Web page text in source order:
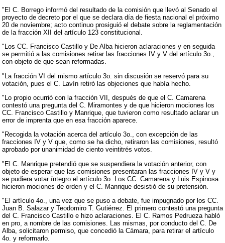
"El C. Borrego informó del resultado de la comisión que llevó al Senado el
proyecto de decreto por el que se declara día de fiesta nacional el próximo
20 de noviembre; acto continuo prosiguió el debate sobre la reglamentación
de la fracción XII del artículo 123 constitucional.
"Los CC. Francisco Castillo y De Alba hicieron aclaraciones y en seguida
se permitió a las comisiones retirar las fracciones IV y V del artículo 3o.,
con objeto de que sean reformadas.
"La fracción VI del mismo artículo 3o. sin discusión se reservó para su
votación, pues el C. Lavín retiró las objeciones que había hecho.
"Lo propio ocurrió con la fracción VII, después de que el C. Camarena
contestó una pregunta del C. Miramontes y de que hicieron mociones los
CC. Francisco Castillo y Manrique, que tuvieron como resultado aclarar un
error de imprenta que en esa fracción aparece.
"Recogida la votación acerca del artículo 3o., con excepción de las
fracciones IV y V que, como se ha dicho, retiraron las comisiones, resultó
aprobado por unanimidad de ciento veintitrés votos.
"El C. Manrique pretendió que se suspendiera la votación anterior, con
objeto de esperar que las comisiones presentaran las fracciones IV y V y
se pudiera votar íntegro el artículo 3o. Los CC. Camarena y Luis Espinosa
hicieron mociones de orden y el C. Manrique desistió de su pretensión.
"El artículo 4o., una vez que se puso a debate, fue impugnado por los CC.
Juan B. Salazar y Teodomiro T. Gutiérrez. El primero contestó una pregunta
del C. Francisco Castillo e hizo aclaraciones. El C. Ramos Pedrueza habló
en pro, a nombre de las comisiones. Las mismas, por conducto del C. De
Alba, solicitaron permiso, que concedió la Cámara, para retirar el artículo
4o. y reformarlo.